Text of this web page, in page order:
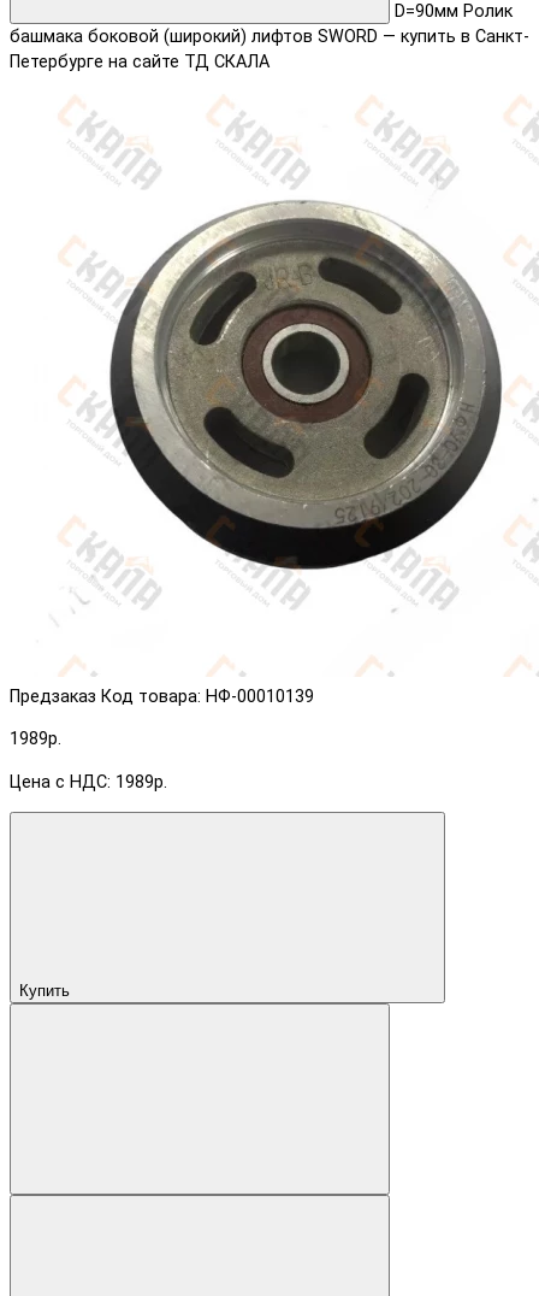
D=90мм Ролик
башмака боковой (широкий) лифтов SWORD — купить в Санкт-
Петербурге на сайте ТД СКАЛА
Предзаказ Код товара: НФ-00010139
1989р.
Цена с НДС: 1989р.
Купить